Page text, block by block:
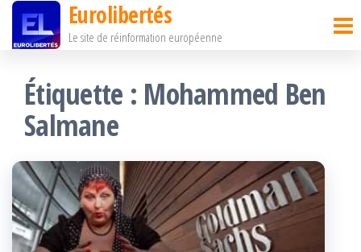
Passer
contenu
Eurolibertés
Le site de réinformation européenne
Étiquette : Mohammed Ben
Salmane